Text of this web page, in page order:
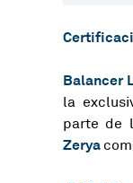
Balancer
la
parte de
Zerya